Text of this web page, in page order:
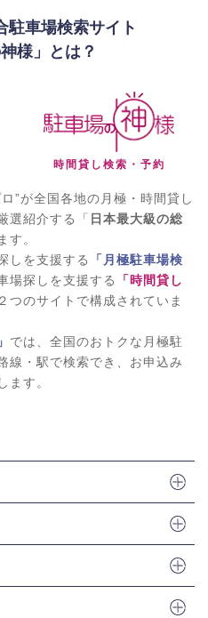
駐車場検索サイト
様」とは？
時間貸し検索・予約
”が全国各地の月極・時間貸し
選紹介する「 日本最大級の総
す。
しを支援する
「月極駐車場検
場探しを支援する
「時間貸し
つのサイトで構成されていま
では、全国のおトクな月極駐
線・駅で検索でき、お申込み
ます。